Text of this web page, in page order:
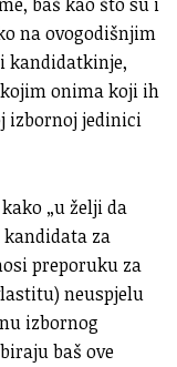
na ovogodišnjim
kandidatkinje,
onima koji ih
izbornoj jedinici
„u želji da
za
preporuku za
neuspjelu
izbornog
baš ove